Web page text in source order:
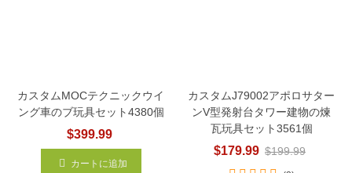
カスタムMOCテクニックウイ
ング車のブ玩具セット4380個
$399.99
カートに追加
カスタムJ79002アポロサター
ンV型発射台タワー建物の煉
瓦玩具セット3561個
$179.99 $199.99